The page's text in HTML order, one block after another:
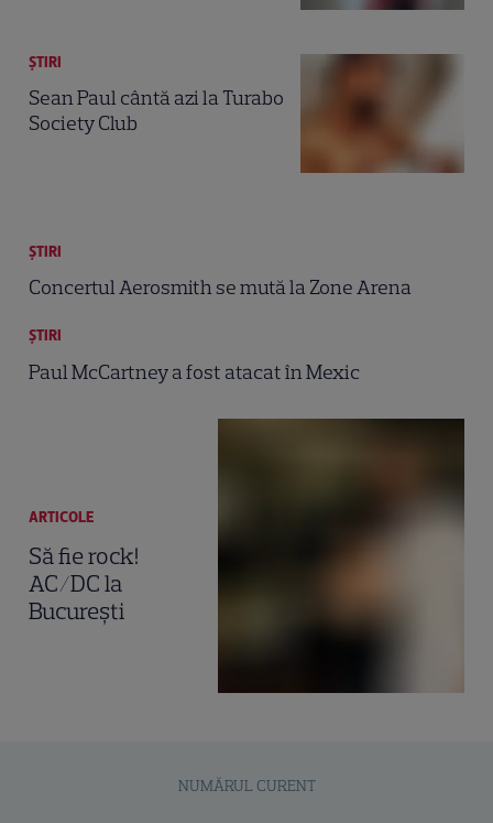
ȘTIRI
Sean Paul cântă azi la Turabo
Society Club
ȘTIRI
Concertul Aerosmith se mută la Zone Arena
ȘTIRI
Paul McCartney a fost atacat în Mexic
ARTICOLE
Să fie rock!
AC/DC la
Bucureşti
NUMĂRUL CURENT